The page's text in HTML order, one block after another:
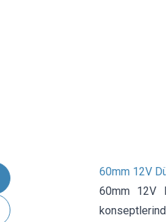
60mm 12V
60mm 12V